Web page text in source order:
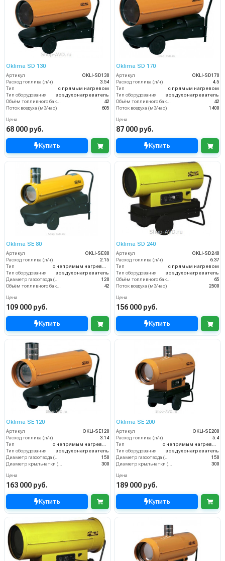
Oklima SD 130
Артикул
OKLI-SD130
Расход топлива (л/ч)
3.54
Тип
с прямым нагревом
Тип оборудования
воздухонагреватель
Объём топливного бака (л)
42
Поток воздуха (м3/час)
605
Цена
68 000 руб.
Купить
Oklima SD 170
Артикул
OKLI-SD170
Расход топлива (л/ч)
4.5
Тип
с прямым нагревом
Тип оборудования
воздухонагреватель
Объём топливного бака (л)
42
Поток воздуха (м3/час)
1400
Цена
87 000 руб.
Купить
Oklima SE 80
Артикул
OKLI-SE80
Расход топлива (л/ч)
2.15
Тип
с непрямым нагревом
Тип оборудования
воздухонагреватель
Диаметр газоотвода (мм)
120
Объём топливного бака (л)
42
Цена
109 000 руб.
Купить
Oklima SD 240
Артикул
OKLI-SD240
Расход топлива (л/ч)
6.37
Тип
с прямым нагревом
Тип оборудования
воздухонагреватель
Объём топливного бака (л)
65
Поток воздуха (м3/час)
2500
Цена
156 000 руб.
Купить
Oklima SE 120
Артикул
OKLI-SE120
Расход топлива (л/ч)
3.14
Тип
Тип оборудования
воздухонагреватель
150
300
Цена
163 000 руб.
Купить
Oklima SE 200
Артикул
OKLI-SE200
Расход топлива (л/ч)
5.4
Тип
Тип оборудования
воздухонагреватель
150
300
Цена
189 000 руб.
Купить